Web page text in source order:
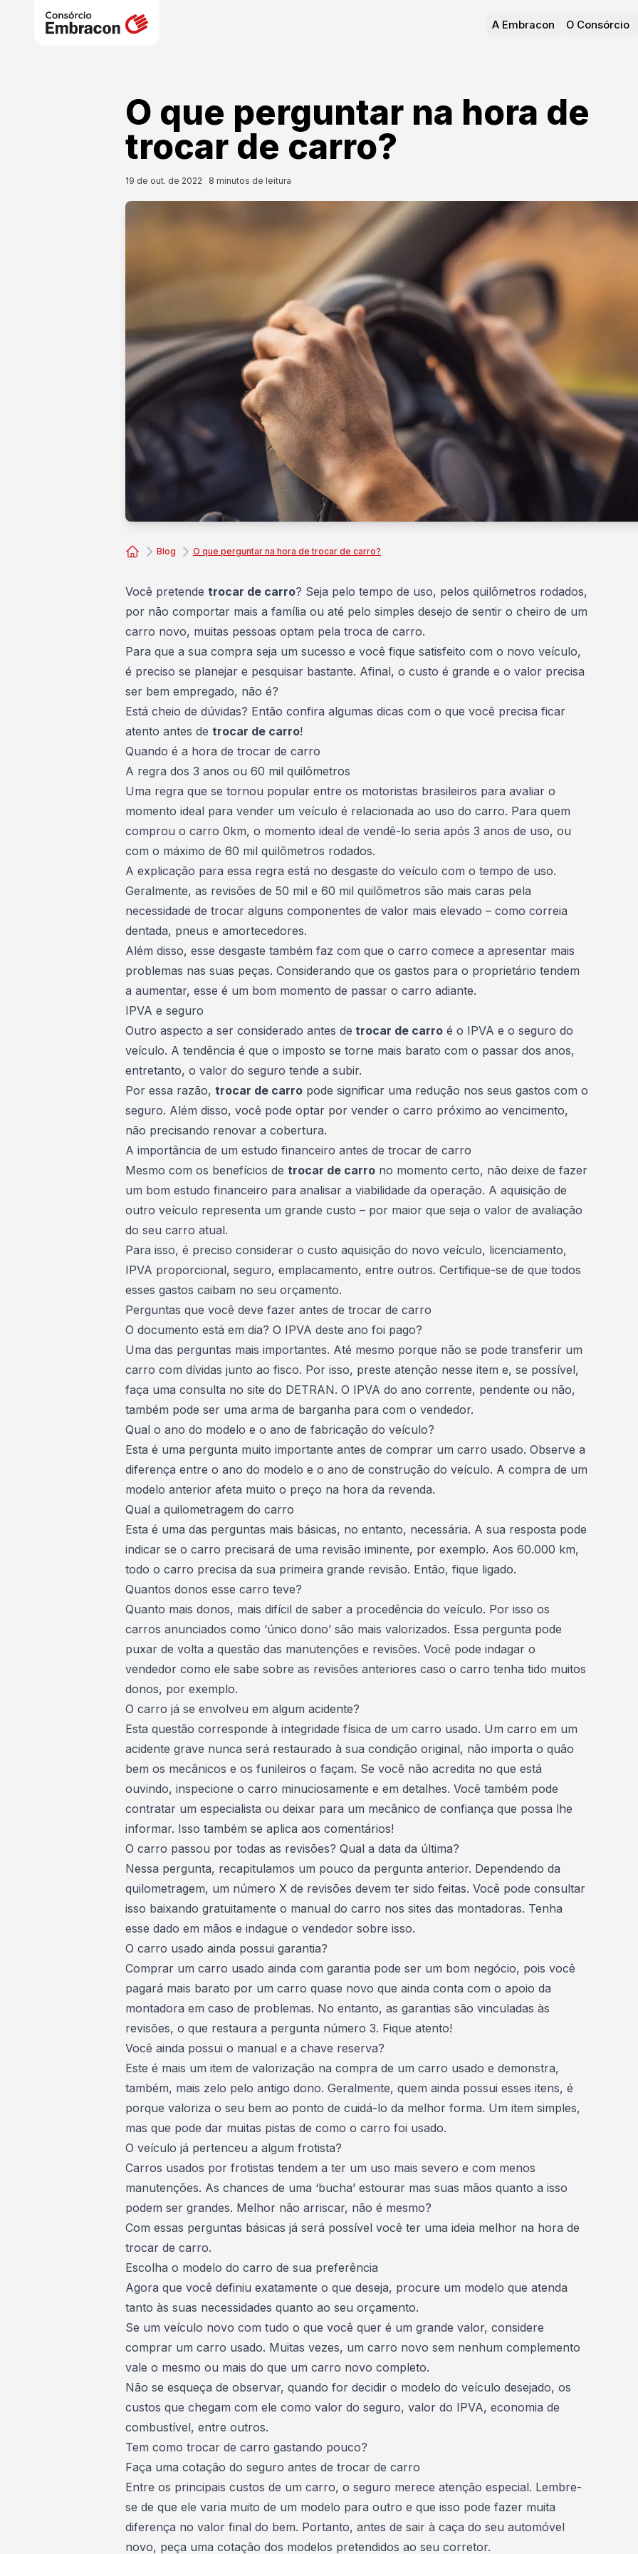
A Embracon O Consórcio
O que perguntar na hora de
trocar de carro?
19 de out. de 2022 8 minutos de leitura
Blog O que perguntar na hora de trocar de carro?
Você pretende trocar de carro? Seja pelo tempo de uso, pelos quilômetros rodados,
por não comportar mais a família ou até pelo simples desejo de sentir o cheiro de um
carro novo, muitas pessoas optam pela troca de carro.
Para que a sua compra seja um sucesso e você fique satisfeito com o novo veículo,
é preciso se planejar e pesquisar bastante. Afinal, o custo é grande e o valor precisa
ser bem empregado, não é?
Está cheio de dúvidas? Então confira algumas dicas com o que você precisa ficar
atento antes de trocar de carro!
Quando é a hora de trocar de carro
A regra dos 3 anos ou 60 mil quilômetros
Uma regra que se tornou popular entre os motoristas brasileiros para avaliar o
momento ideal para vender um veículo é relacionada ao uso do carro. Para quem
comprou o carro 0km, o momento ideal de vendê-lo seria após 3 anos de uso, ou
com o máximo de 60 mil quilômetros rodados.
A explicação para essa regra está no desgaste do veículo com o tempo de uso.
Geralmente, as revisões de 50 mil e 60 mil quilômetros são mais caras pela
necessidade de trocar alguns componentes de valor mais elevado – como correia
dentada, pneus e amortecedores.
Além disso, esse desgaste também faz com que o carro comece a apresentar mais
problemas nas suas peças. Considerando que os gastos para o proprietário tendem
a aumentar, esse é um bom momento de passar o carro adiante.
IPVA e seguro
Outro aspecto a ser considerado antes de trocar de carro é o IPVA e o seguro do
veículo. A tendência é que o imposto se torne mais barato com o passar dos anos,
entretanto, o valor do seguro tende a subir.
Por essa razão, trocar de carro pode significar uma redução nos seus gastos com o
seguro. Além disso, você pode optar por vender o carro próximo ao vencimento,
não precisando renovar a cobertura.
A importância de um estudo financeiro antes de trocar de carro
Mesmo com os benefícios de trocar de carro no momento certo, não deixe de fazer
um bom estudo financeiro para analisar a viabilidade da operação. A aquisição de
outro veículo representa um grande custo – por maior que seja o valor de avaliação
do seu carro atual.
Para isso, é preciso considerar o custo aquisição do novo veículo, licenciamento,
IPVA proporcional, seguro, emplacamento, entre outros. Certifique-se de que todos
esses gastos caibam no seu orçamento.
Perguntas que você deve fazer antes de trocar de carro
O documento está em dia? O IPVA deste ano foi pago?
Uma das perguntas mais importantes. Até mesmo porque não se pode transferir um
carro com dívidas junto ao fisco. Por isso, preste atenção nesse item e, se possível,
faça uma consulta no site do DETRAN. O IPVA do ano corrente, pendente ou não,
também pode ser uma arma de barganha para com o vendedor.
Qual o ano do modelo e o ano de fabricação do veículo?
Esta é uma pergunta muito importante antes de comprar um carro usado. Observe a
diferença entre o ano do modelo e o ano de construção do veículo. A compra de um
modelo anterior afeta muito o preço na hora da revenda.
Qual a quilometragem do carro
Esta é uma das perguntas mais básicas, no entanto, necessária. A sua resposta pode
indicar se o carro precisará de uma revisão iminente, por exemplo. Aos 60.000 km,
todo o carro precisa da sua primeira grande revisão. Então, fique ligado.
Quantos donos esse carro teve?
Quanto mais donos, mais difícil de saber a procedência do veículo. Por isso os
carros anunciados como ‘único dono’ são mais valorizados. Essa pergunta pode
puxar de volta a questão das manutenções e revisões. Você pode indagar o
vendedor como ele sabe sobre as revisões anteriores caso o carro tenha tido muitos
donos, por exemplo.
O carro já se envolveu em algum acidente?
Esta questão corresponde à integridade física de um carro usado. Um carro em um
acidente grave nunca será restaurado à sua condição original, não importa o quão
bem os mecânicos e os funileiros o façam. Se você não acredita no que está
ouvindo, inspecione o carro minuciosamente e em detalhes. Você também pode
contratar um especialista ou deixar para um mecânico de confiança que possa lhe
informar. Isso também se aplica aos comentários!
O carro passou por todas as revisões? Qual a data da última?
Nessa pergunta, recapitulamos um pouco da pergunta anterior. Dependendo da
quilometragem, um número X de revisões devem ter sido feitas. Você pode consultar
isso baixando gratuitamente o manual do carro nos sites das montadoras. Tenha
esse dado em mãos e indague o vendedor sobre isso.
O carro usado ainda possui garantia?
Comprar um carro usado ainda com garantia pode ser um bom negócio, pois você
pagará mais barato por um carro quase novo que ainda conta com o apoio da
montadora em caso de problemas. No entanto, as garantias são vinculadas às
revisões, o que restaura a pergunta número 3. Fique atento!
Você ainda possui o manual e a chave reserva?
Este é mais um item de valorização na compra de um carro usado e demonstra,
também, mais zelo pelo antigo dono. Geralmente, quem ainda possui esses itens, é
porque valoriza o seu bem ao ponto de cuidá-lo da melhor forma. Um item simples,
mas que pode dar muitas pistas de como o carro foi usado.
O veículo já pertenceu a algum frotista?
Carros usados por frotistas tendem a ter um uso mais severo e com menos
manutenções. As chances de uma ‘bucha’ estourar mas suas mãos quanto a isso
podem ser grandes. Melhor não arriscar, não é mesmo?
Com essas perguntas básicas já será possível você ter uma ideia melhor na hora de
trocar de carro.
Escolha o modelo do carro de sua preferência
Agora que você definiu exatamente o que deseja, procure um modelo que atenda
tanto às suas necessidades quanto ao seu orçamento.
Se um veículo novo com tudo o que você quer é um grande valor, considere
comprar um carro usado. Muitas vezes, um carro novo sem nenhum complemento
vale o mesmo ou mais do que um carro novo completo.
Não se esqueça de observar, quando for decidir o modelo do veículo desejado, os
custos que chegam com ele como valor do seguro, valor do IPVA, economia de
combustível, entre outros.
Tem como trocar de carro gastando pouco?
Faça uma cotação do seguro antes de trocar de carro
Entre os principais custos de um carro, o seguro merece atenção especial. Lembre-
se de que ele varia muito de um modelo para outro e que isso pode fazer muita
diferença no valor final do bem. Portanto, antes de sair à caça do seu automóvel
novo, peça uma cotação dos modelos pretendidos ao seu corretor.